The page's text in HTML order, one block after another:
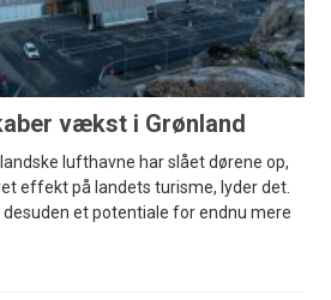
vækst i Grønland
lufthavne har slået dørene op,
effekt på landets turisme, lyder det.
desuden et potentiale for endnu mere